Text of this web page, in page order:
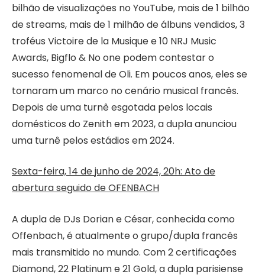
bilhão de visualizações no YouTube, mais de 1 bilhão
de streams, mais de 1 milhão de álbuns vendidos, 3
troféus Victoire de la Musique e 10 NRJ Music
Awards, Bigflo & No one podem contestar o
sucesso fenomenal de Oli. Em poucos anos, eles se
tornaram um marco no cenário musical francês.
Depois de uma turnê esgotada pelos locais
domésticos do Zenith em 2023, a dupla anunciou
uma turnê pelos estádios em 2024.
Sexta-feira, 14 de junho de 2024, 20h: Ato de
abertura seguido de OFENBACH
A dupla de DJs Dorian e César, conhecida como
Offenbach, é atualmente o grupo/dupla francês
mais transmitido no mundo. Com 2 certificações
Diamond, 22 Platinum e 21 Gold, a dupla parisiense